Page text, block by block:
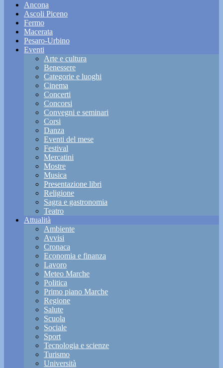
Ancona
Ascoli Piceno
Fermo
Macerata
Pesaro-Urbino
Eventi
Arte e cultura
Benessere
Categorie e luoghi
Cinema
Concerti
Concorsi
Convegni e seminari
Corsi
Danza
Eventi del mese
Festival
Mercatini
Mostre
Musica
Presentazione libri
Religione
Sagra e gastronomia
Teatro
Attualità
Ambiente
Avvisi
Cronaca
Economia e finanza
Lavoro
Meteo Marche
Politica
Primo piano Marche
Regione
Salute
Scuola
Sociale
Sport
Tecnologia e scienze
Turismo
Università